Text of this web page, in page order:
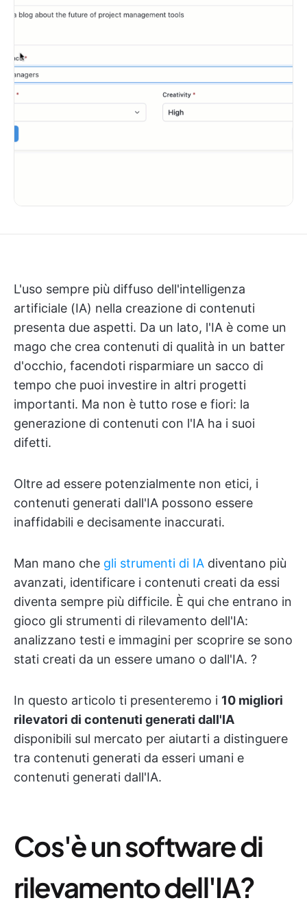
L'uso sempre più diffuso dell'intelligenza
artificiale (IA) nella creazione di contenuti
presenta due aspetti. Da un lato, l'IA è come un
mago che crea contenuti di qualità in un batter
d'occhio, facendoti risparmiare un sacco di
tempo che puoi investire in altri progetti
importanti. Ma non è tutto rose e fiori: la
generazione di contenuti con l'IA ha i suoi
difetti.
Oltre ad essere potenzialmente non etici, i
contenuti generati dall'IA possono essere
inaffidabili e decisamente inaccurati.
Man mano che gli strumenti di IA diventano più
avanzati, identificare i contenuti creati da essi
diventa sempre più difficile. È qui che entrano in
gioco gli strumenti di rilevamento dell'IA:
analizzano testi e immagini per scoprire se sono
stati creati da un essere umano o dall'IA. ?️
In questo articolo ti presenteremo i 10 migliori
rilevatori di contenuti generati dall'IA
disponibili sul mercato per aiutarti a distinguere
tra contenuti generati da esseri umani e
contenuti generati dall'IA.
Cos'è un software di
rilevamento dell'IA?